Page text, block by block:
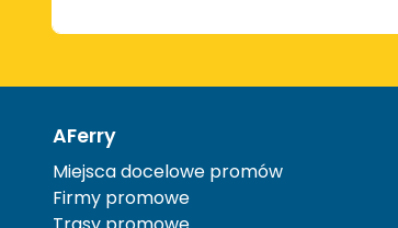
AFerry
Miejsca docelowe promów
Firmy promowe